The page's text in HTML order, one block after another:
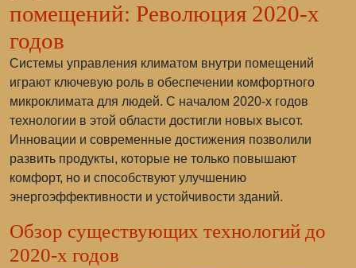
помещений: Революция 2020-х
годов
Системы управления климатом внутри помещений
играют ключевую роль в обеспечении комфортного
микроклимата для людей. С началом 2020-х годов
технологии в этой области достигли новых высот.
Инновации и современные достижения позволили
развить продукты, которые не только повышают
комфорт, но и способствуют улучшению
энергоэффективности и устойчивости зданий.
Обзор существующих технологий до
2020-х годов